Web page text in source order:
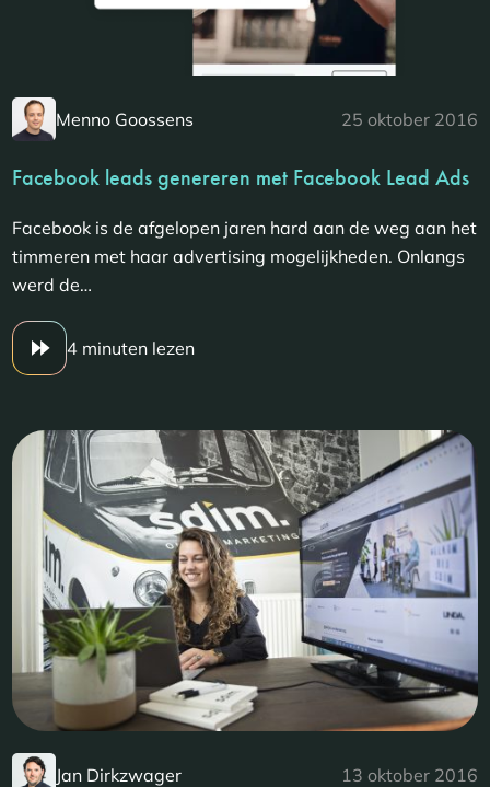
Menno Goossens 25 oktober 2016
Facebook leads genereren met Facebook Lead Ads
Facebook is de afgelopen jaren hard aan de weg aan het
timmeren met haar advertising mogelijkheden. Onlangs
werd de…
4 minuten lezen
Jan Dirkzwager 13 oktober 2016